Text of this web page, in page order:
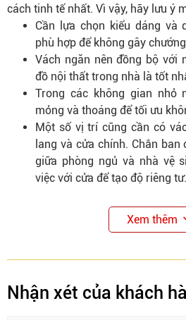
cách tinh tế nhất. Vì vậy, hãy lưu ý
Cần lựa chọn kiểu dáng và
phù hợp để không gây
Vách ngăn nên đồng bộ với
đồ nội thất trong nhà là tốt
Trong các không gian nhỏ
mỏng và thoáng để tối ưu
Một số vị trí cũng cần có
lang và cửa chính. Chắn ban
giữa phòng ngủ và nhà vệ
việc với cửa để tạo độ riêng tư.
Xem thêm
Nhận xét của khách